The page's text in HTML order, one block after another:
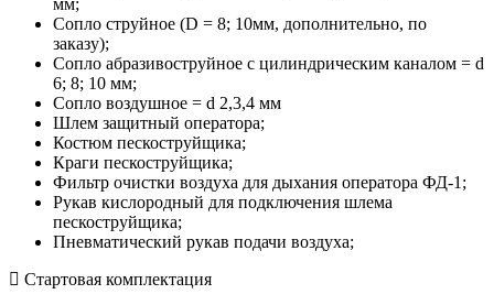
Сопло струйное (D = 8; 10мм, дополнительно, по
заказу);
Сопло абразивоструйное с цилиндрическим каналом = d
6; 8; 10 мм;
Сопло воздушное = d 2,3,4 мм
Шлем защитный оператора;
Костюм пескоструйщика;
Краги пескоструйщика;
Фильтр очистки воздуха для дыхания оператора ФД-1;
Рукав кислородный для подключения шлема
пескоструйщика;
Пневматический рукав подачи воздуха;
Стартовая комплектация